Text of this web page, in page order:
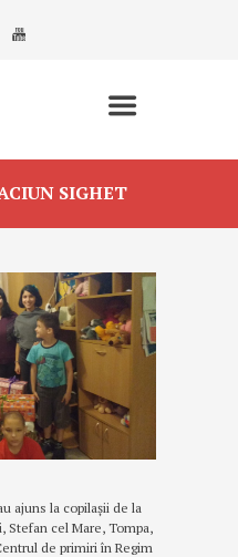
SIGHET
ajuns la copilașii de la
Stefan cel Mare, Tompa,
de primiri în Regim